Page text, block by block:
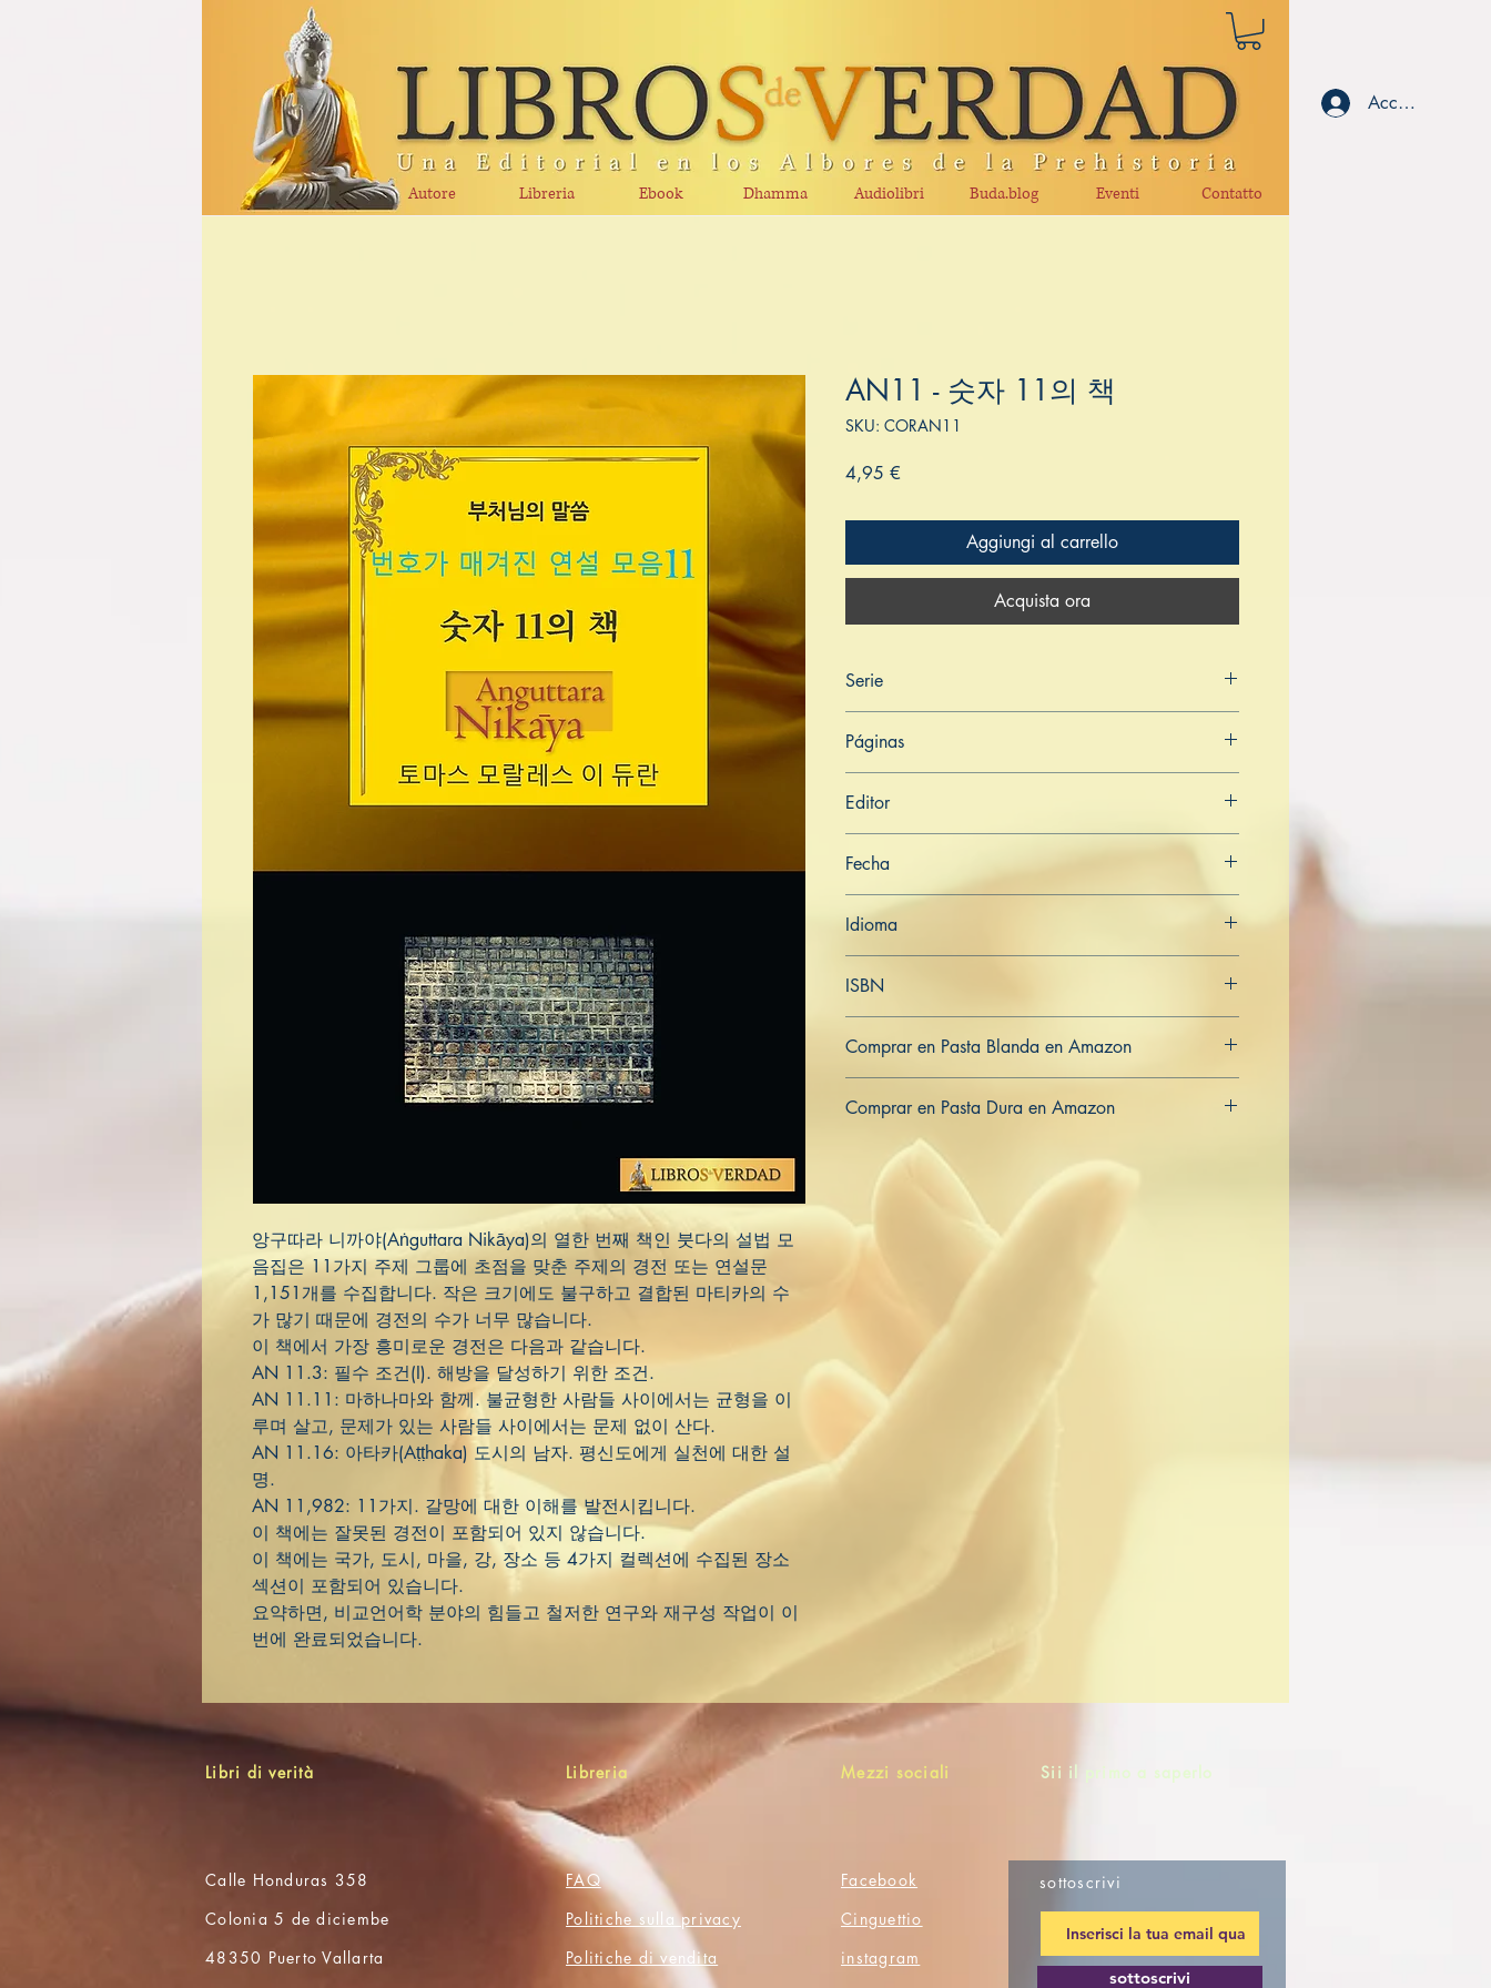
Autore Libreria Ebook Dhamma Audiolibri Buda.blog Eventi Contatto
Accedi
앙구따라 니까야(Aṅguttara Nikāya)의 열한 번째 책인 붓다의 설법 모
음집은 11가지 주제 그룹에 초점을 맞춘 주제의 경전 또는 연설문
1,151개를 수집합니다. 작은 크기에도 불구하고 결합된 마티카의 수
가 많기 때문에 경전의 수가 너무 많습니다.
이 책에서 가장 흥미로운 경전은 다음과 같습니다.
AN 11.3: 필수 조건(I). 해방을 달성하기 위한 조건.
AN 11.11: 마하나마와 함께. 불균형한 사람들 사이에서는 균형을 이
루며 살고, 문제가 있는 사람들 사이에서는 문제 없이 산다.
AN 11.16: 아타카(Aṭṭhaka) 도시의 남자. 평신도에게 실천에 대한 설
명.
AN 11,982: 11가지. 갈망에 대한 이해를 발전시킵니다.
이 책에는 잘못된 경전이 포함되어 있지 않습니다.
이 책에는 국가, 도시, 마을, 강, 장소 등 4가지 컬렉션에 수집된 장소
섹션이 포함되어 있습니다.
요약하면, 비교언어학 분야의 힘들고 철저한 연구와 재구성 작업이 이
번에 완료되었습니다.
AN11 - 숫자 11의 책
SKU: CORAN11
4,95 €
Aggiungi al carrello
Acquista ora
Serie
Páginas
Editor
Fecha
7 de mayo de 2022
Idioma
ISBN
Comprar en Pasta Blanda en Amazon
Comprar en Pasta Dura en Amazon
DE UK JP
Libri di verità Libreria Mezzi sociali Sii il primo a saperlo
Calle Honduras 358
Colonia 5 de diciembe
48350 Puerto Vallarta
FAQ
Politiche sulla privacy
Politiche di vendita
Facebook
Cinguettio
instagram
sottoscrivi
sottoscrivi